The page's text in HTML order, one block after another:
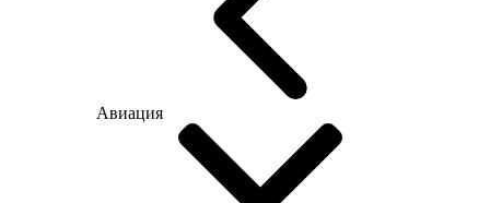
Авиация